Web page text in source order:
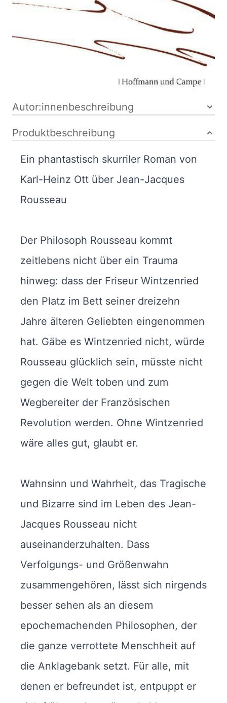
festgebunden
Schutzumschlag
ISBN: 978-3-
455-40311-4
Autor:innenbeschreibung
Produktbeschreibung
Ein phantastisch skurriler Roman von
Karl-Heinz Ott über Jean-Jacques
Rousseau
Der Philosoph Rousseau kommt
zeitlebens nicht über ein Trauma
hinweg: dass der Friseur Wintzenried
den Platz im Bett seiner dreizehn
Jahre älteren Geliebten eingenommen
hat. Gäbe es Wintzenried nicht, würde
Rousseau glücklich sein, müsste nicht
gegen die Welt toben und zum
Wegbereiter der Französischen
Revolution werden. Ohne Wintzenried
wäre alles gut, glaubt er.
Wahnsinn und Wahrheit, das Tragische
und Bizarre sind im Leben des Jean-
Jacques Rousseau nicht
auseinanderzuhalten. Dass
Verfolgungs- und Größenwahn
zusammengehören, lässt sich nirgends
besser sehen als an diesem
epochemachenden Philosophen, der
die ganze verrottete Menschheit auf
die Anklagebank setzt. Für alle, mit
denen er befreundet ist, entpuppt er